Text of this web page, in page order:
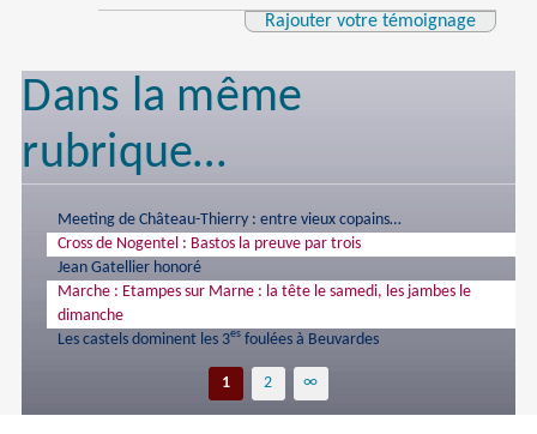
Rajouter votre témoignage
Dans la même
rubrique…
Meeting de Château-Thierry : entre vieux copains…
Cross de Nogentel : Bastos la preuve par trois
Jean Gatellier honoré
Marche : Etampes sur Marne : la tête le samedi, les jambes le
dimanche
Les castels dominent les 3es foulées à Beuvardes
1 2 ∞